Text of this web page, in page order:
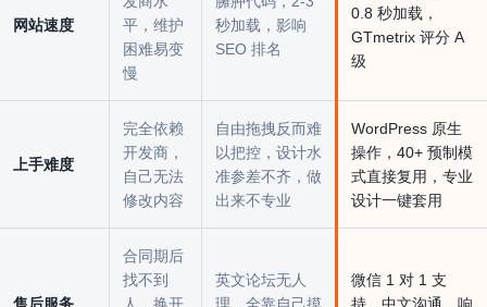
网站速度
平，维护
困难易变
慢
秒加载，影响
SEO 排名
0.8 秒加载，
GTmetrix 评分 A
级
上手难度
完全依赖
开发商，
自己无法
修改内容
自由拖拽反而难
以把控，设计水
准参差不齐，做
出来不专业
WordPress 原生
操作，40+ 预制模
式直接复用，专业
设计一键套用
合同期后
找不到
英文论坛无人
微信 1 对 1 支